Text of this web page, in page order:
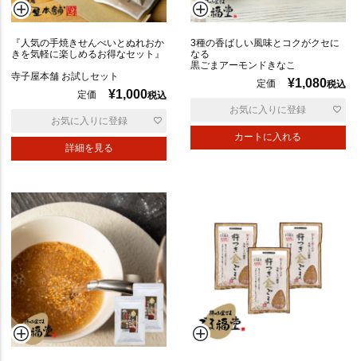
『人気の手焼きせんべいとぬれおか
きを気軽に楽しめるお得なセット』
寺子屋本舗 お試しセット
定価
¥1,000税込
詳細を見る
お気に入りに登録
3種の香ばしい風味とコクがクセに
なる
黒ごまアーモンドきなこ
定価
¥1,080税込
カートに入れる
お気に入りに登録